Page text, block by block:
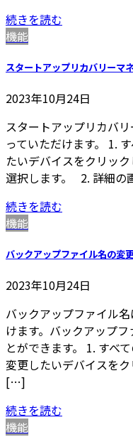
続きを読む
機能
スタートアップリカバリーマ
2023年10月24日
スタートアップリカバ
っていただけます。 1.
たいデバイスをクリッ
選択します。 2. 詳細
続きを読む
機能
バックアップファイル名の変
2023年10月24日
バックアップファイル
けます。バックアップ
とができます。 1. すべ
変更したいデバイスを
[…]
続きを読む
機能